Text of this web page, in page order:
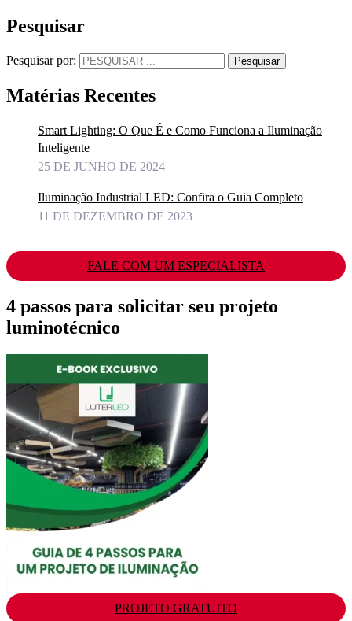
Pesquisar
Pesquisar por: Pesquisar
Matérias Recentes
Smart Lighting: O Que É e Como Funciona a Iluminação
Inteligente
25 DE JUNHO DE 2024
Iluminação Industrial LED: Confira o Guia Completo
11 DE DEZEMBRO DE 2023
FALE COM UM ESPECIALISTA
4 passos para solicitar seu projeto
luminotécnico
PROJETO GRATUITO